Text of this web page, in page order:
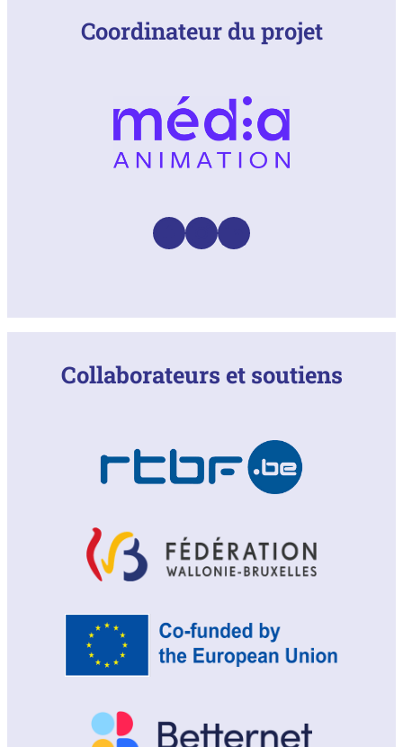
Coordinateur du projet
Facebook
Instagram
LinkedIn
Collaborateurs et soutiens